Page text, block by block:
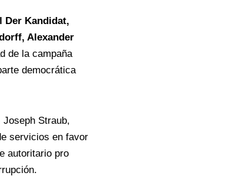
Der Kandidat,
Alexander
de la campaña
democrática
Straub,
servicios en favor
autoritario pro